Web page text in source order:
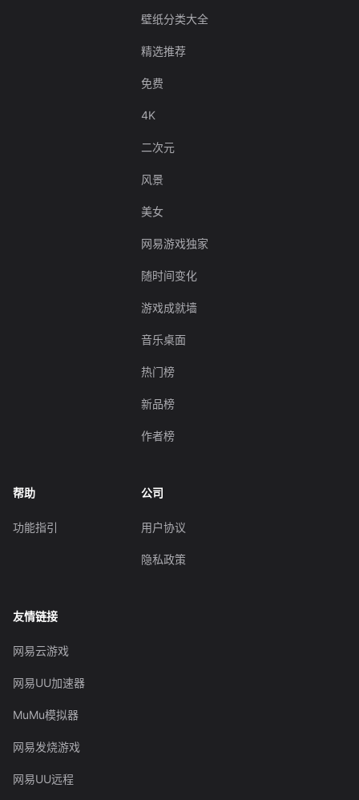
壁纸分类大全
精选推荐
免费
4K
二次元
风景
美女
网易游戏独家
随时间变化
游戏成就墙
音乐桌面
热门榜
新品榜
作者榜
帮助
功能指引
公司
用户协议
隐私政策
友情链接
网易云游戏
网易UU加速器
MuMu模拟器
网易发烧游戏
网易UU远程